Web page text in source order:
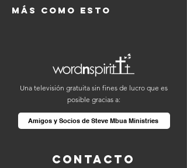
Más como esto
Contacto
Una televisión gratuita sin fines de lucro que es
posible gracias a:
Amigos y Socios de Steve Mbua Ministries